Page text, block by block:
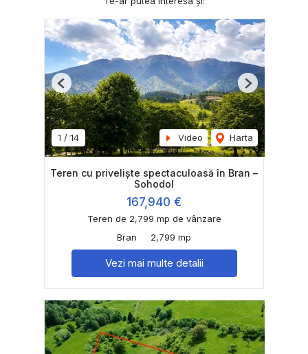
1 / 14 Video Harta
Previous Next
Teren cu priveliște spectaculoasă în Bran –
Sohodol
167,940 €
Teren de 2,799 mp de vânzare
Bran
2,799 mp
Vezi mai multe detalii